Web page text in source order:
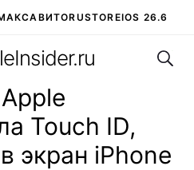
АВИТОRUSTOREIOS 26.6
ЧАТ В ROBLOX
Touch ID,
экран iPhone